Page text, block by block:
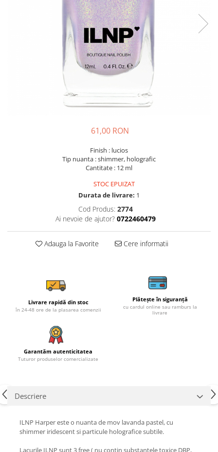
61,00 RON
Finish : lucios
Tip nuanta : shimmer, holografic
Cantitate : 12 ml
STOC EPUIZAT
Durata de livrare: 1
Cod Produs: 2774
Ai nevoie de ajutor? 0722460479
Adauga la Favorite Cere informatii
Livrare rapidă din stoc
în 24-48 ore de la plasarea comenzii
Plătește în siguranță
cu cardul online sau ramburs la
livrare
Garantăm autenticitatea
Tuturor produselor comercializate
Descriere
ILNP Harper este o nuanta de mov lavanda pastel, cu
shimmer iridescent si particule holografice subtile.
Lacurile ILNP sunt 3 free ( nu contin substantele toxice DBP,